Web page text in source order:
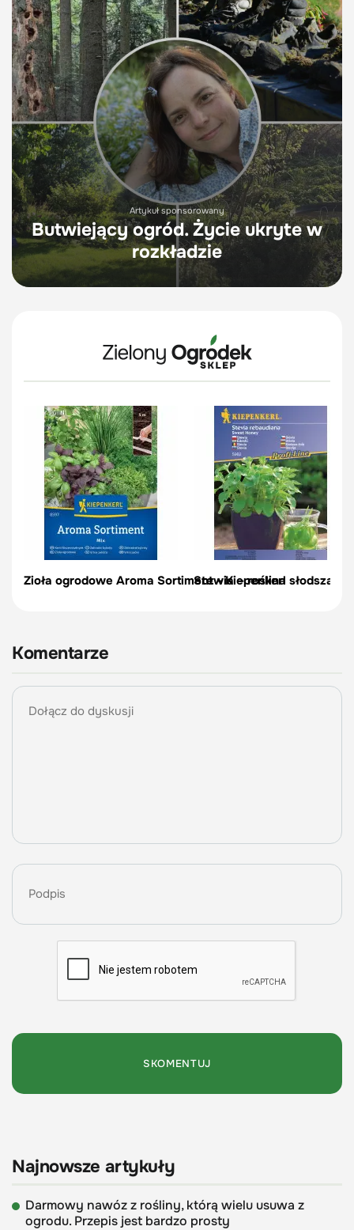
Artykuł sponsorowany
Butwiejący ogród. Życie ukryte w
rozkładzie
Zioła ogrodowe Aroma Sortiment - Kiepenkerl
Stewia – roślina słodsza
Komentarze
Najnowsze artykuły
Darmowy nawóz z rośliny, którą wielu usuwa z
ogrodu. Przepis jest bardzo prosty